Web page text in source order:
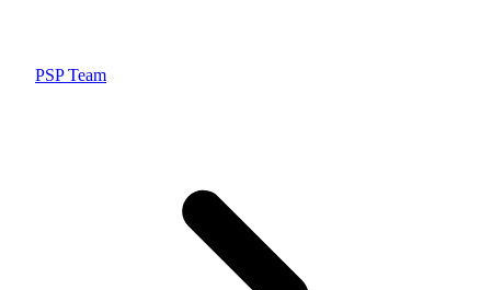
PSP Team